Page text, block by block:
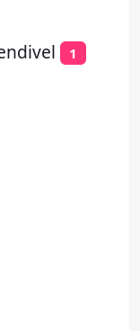
1